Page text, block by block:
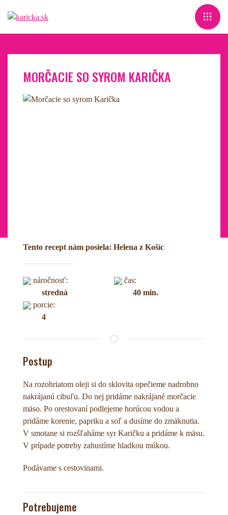
MORČACIE SO SYROM KARIČKA
Tento recept nám posiela: Helena z Košíc
náročnosť:
stredná
čas:
40 min.
porcie:
4
Postup
Na rozohriatom oleji si do sklovita opečieme nadrobno
nakrájanú cibuľu. Do nej pridáme nakrájané morčacie
mäso. Po orestovaní podlejeme horúcou vodou a
pridáme korenie, papriku a soľ a dusíme do zmäknutia.
V smotane si rozšľaháme syr Karičku a pridáme k mäsu.
V prípade potreby zahustíme hladkou múkou.
Podávame s cestovinami.
Potrebujeme